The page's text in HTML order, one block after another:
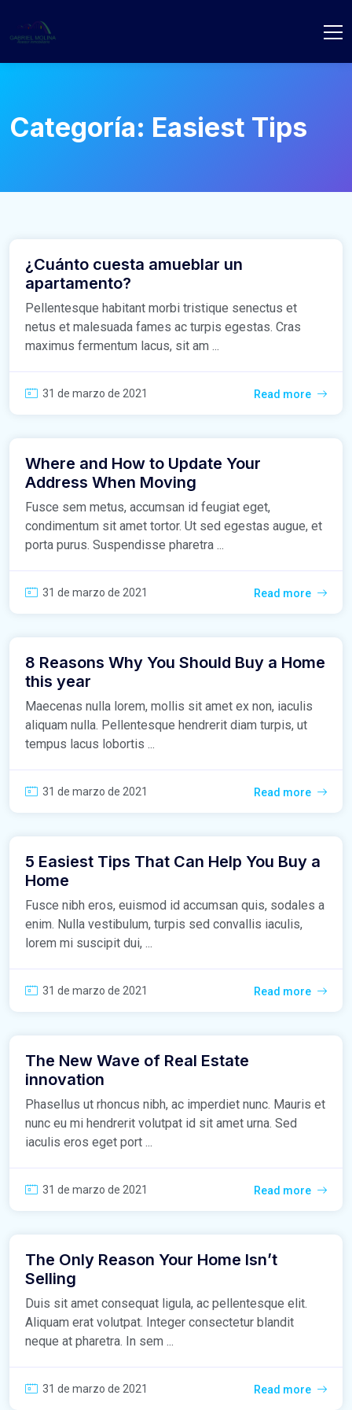
Categoría: Easiest Tips
¿Cuánto cuesta amueblar un
apartamento?
Pellentesque habitant morbi tristique senectus et
netus et malesuada fames ac turpis egestas. Cras
maximus fermentum lacus, sit am ...
31 de marzo de 2021 Read more
Where and How to Update Your
Address When Moving
Fusce sem metus, accumsan id feugiat eget,
condimentum sit amet tortor. Ut sed egestas augue, et
porta purus. Suspendisse pharetra ...
31 de marzo de 2021 Read more
8 Reasons Why You Should Buy a Home
this year
Maecenas nulla lorem, mollis sit amet ex non, iaculis
aliquam nulla. Pellentesque hendrerit diam turpis, ut
tempus lacus lobortis ...
31 de marzo de 2021 Read more
5 Easiest Tips That Can Help You Buy a
Home
Fusce nibh eros, euismod id accumsan quis, sodales a
enim. Nulla vestibulum, turpis sed convallis iaculis,
lorem mi suscipit dui, ...
31 de marzo de 2021 Read more
The New Wave of Real Estate
innovation
Phasellus ut rhoncus nibh, ac imperdiet nunc. Mauris et
nunc eu mi hendrerit volutpat id sit amet urna. Sed
iaculis eros eget port ...
31 de marzo de 2021 Read more
The Only Reason Your Home Isn’t
Selling
Duis sit amet consequat ligula, ac pellentesque elit.
Aliquam erat volutpat. Integer consectetur blandit
neque at pharetra. In sem ...
31 de marzo de 2021 Read more